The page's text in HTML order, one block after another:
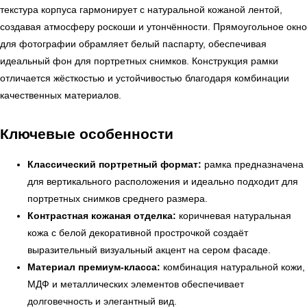
текстура корпуса гармонирует с натуральной кожаной лентой,
создавая атмосферу роскоши и утончённости. Прямоугольное окно
для фотографии обрамляет белый паспарту, обеспечивая
идеальный фон для портретных снимков. Конструкция рамки
отличается жёсткостью и устойчивостью благодаря комбинации
качественных материалов.
Ключевые особенности
Классический портретный формат: рамка предназначена
для вертикального расположения и идеально подходит для
портретных снимков среднего размера.
Контрастная кожаная отделка: коричневая натуральная
кожа с белой декоративной прострочкой создаёт
выразительный визуальный акцент на сером фасаде.
Материал премиум-класса: комбинация натуральной кожи,
МДФ и металлических элементов обеспечивает
долговечность и элегантный вид.